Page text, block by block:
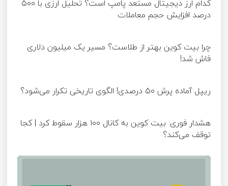
کدام ارز دیجیتال مستعد پامپ است؟ تحلیل ارزی با ۵۰۰
درصد افزایش حجم معاملات
چرا بیت کوین بهتر از طلاست؟ مسیر یک میلیون دلاری
فاش شد!
ریپل آماده پرش ۵۰ درصدی! الگوی تاریخی تکرار می‌شود؟
هشدار فوری: بیت کوین به کانال ۱۰۰ هزار سقوط کرد | کجا
توقف می‌کند؟